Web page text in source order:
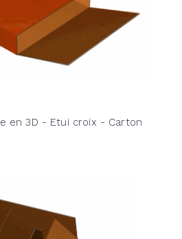
en 3D - Etui croix - Carton